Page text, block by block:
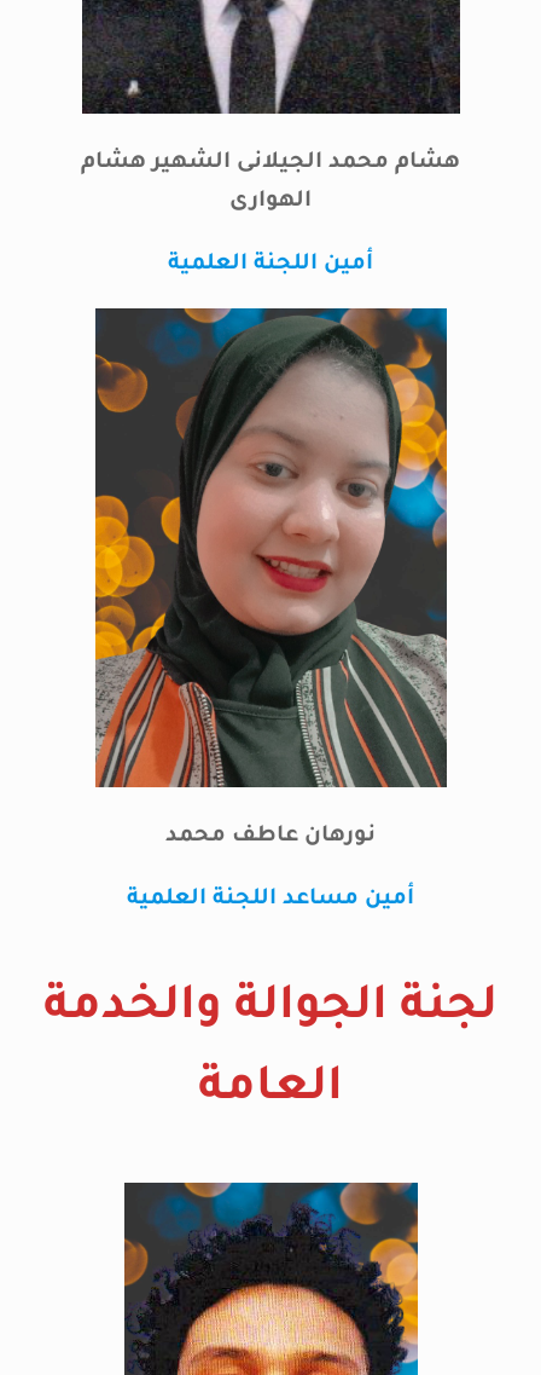
هشام محمد الجيلانى الشهير هشام
الهوارى
أمين اللجنة العلمية
نورهان عاطف محمد
أمين مساعد اللجنة العلمية
لجنة الجوالة والخدمة
العامة